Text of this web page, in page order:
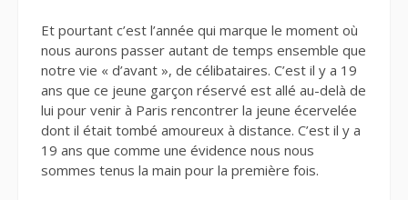
Et pourtant c’est l’année qui marque le moment où
nous aurons passer autant de temps ensemble que
notre vie « d’avant », de célibataires. C’est il y a 19
ans que ce jeune garçon réservé est allé au-delà de
lui pour venir à Paris rencontrer la jeune écervelée
dont il était tombé amoureux à distance. C’est il y a
19 ans que comme une évidence nous nous
sommes tenus la main pour la première fois.